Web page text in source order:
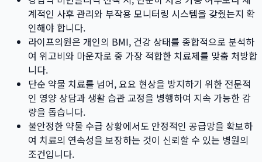
계적인 사후 관리와 부작용 모니터링 시스템을 갖췄는지 확
인해야 합니다.
라이프의원은 개인의 BMI, 건강 상태를 종합적으로 분석하
여 위고비와 마운자로 중 가장 적합한 치료제를 맞춤 처방합
니다.
단순 약물 치료를 넘어, 요요 현상을 방지하기 위한 전문적
인 영양 상담과 생활 습관 교정을 병행하여 지속 가능한 감
량을 돕습니다.
불안정한 약물 수급 상황에서도 안정적인 공급망을 확보하
여 치료의 연속성을 보장하는 것이 신뢰할 수 있는 병원의
조건입니다.